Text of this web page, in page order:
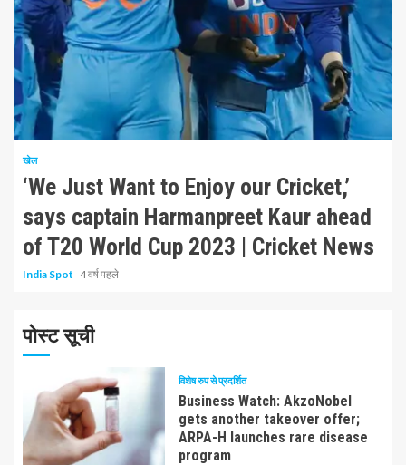
3 न्यूनतम पढ़ा
खेल
‘We Just Want to Enjoy our Cricket,’
says captain Harmanpreet Kaur ahead
of T20 World Cup 2023 | Cricket News
India Spot 4 वर्ष पहले
पोस्ट सूची
विशेष रुप से प्रदर्शित
Business Watch: AkzoNobel
gets another takeover offer;
ARPA-H launches rare disease
program